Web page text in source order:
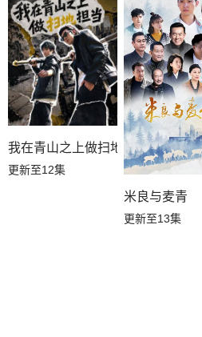
我在青山之上做扫地担当
更新至12集
米良与麦青
更新至13集